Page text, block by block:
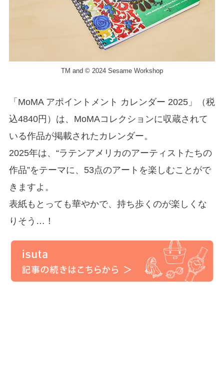
TM and © 2024 Sesame Workshop
「MoMA アポイントメント カレンダー 2025」（税
込4840円）は、MoMAコレクションに収蔵されて
いる作品が掲載されたカレンダー。
2025年は、“ラテンアメリカのアーティストたちの
作品”をテーマに、53点のアートを楽しむことがで
きますよ。
表紙もとっても華やかで、持ち歩くのが楽しくな
りそう…！